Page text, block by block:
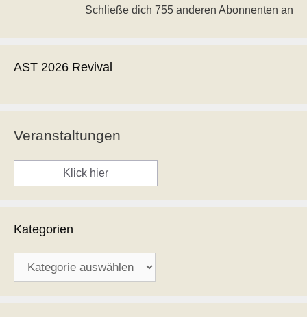
Schließe dich 755 anderen Abonnenten an
AST 2026 Revival
Veranstaltungen
Klick hier
Kategorien